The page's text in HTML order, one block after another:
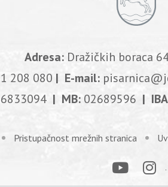
Adresa: Dražičkih boraca
208 080 | E-mail:
| MB: 02689596 |
Pristupačnost mrežnih stranica